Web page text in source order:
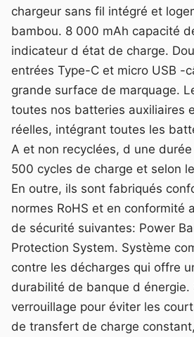
chargeur sans fil intégré et
bambou. 8 000 mAh capacité
indicateur d état de charge.
entrées Type-C et micro USB -
grande surface de marquage.
toutes nos batteries auxiliaires
réelles, intégrant toutes les
A et non recyclées, d une
500 cycles de charge et selon
En outre, ils sont fabriqués
normes RoHS et en conformité
de sécurité suivantes: Power
Protection System. Système
contre les décharges qui offre
durabilité de banque d énergie.
verrouillage pour éviter les
de transfert de charge